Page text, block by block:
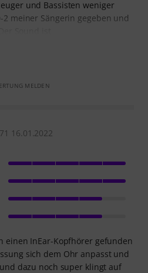
und Bassisten weniger
2 meiner Sängerin gegeben und
MELDEN
16.01.2022
einen InEar-Kopfhörer gefunden
sich dem Ohr anpasst und
dazu noch super klingt auf